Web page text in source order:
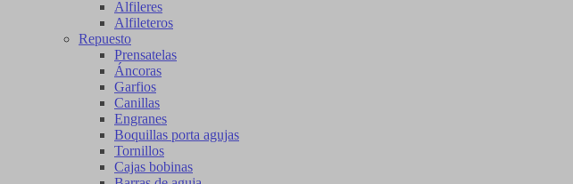
Alfileres
Alfileteros
Repuesto
Prensatelas
Áncoras
Garfios
Canillas
Engranes
Boquillas porta agujas
Tornillos
Cajas bobinas